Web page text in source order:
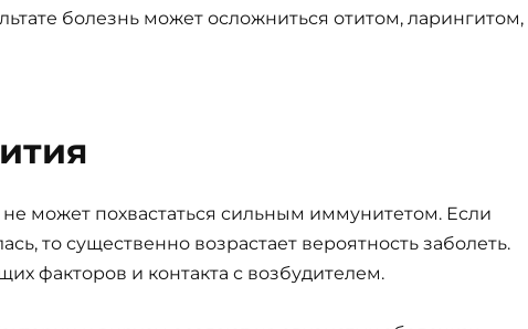
болезнь может осложниться отитом, ларингитом,
может похвастаться сильным иммунитетом. Если
то существенно возрастает вероятность заболеть.
факторов и контакта с возбудителем.